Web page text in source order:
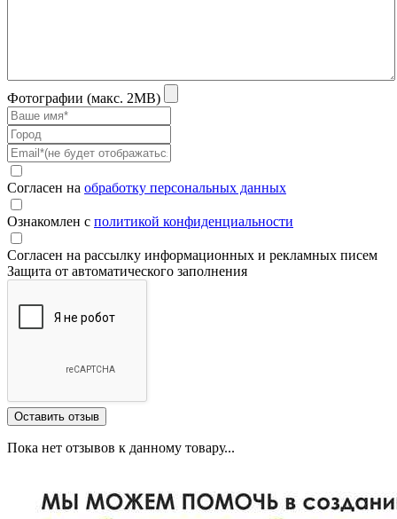
Фотографии (макс. 2MB)
Согласен на обработку персональных данных
Ознакомлен с политикой конфиденциальности
Согласен на рассылку информационных и рекламных писем
Защита от автоматического заполнения
Пока нет отзывов к данному товару...